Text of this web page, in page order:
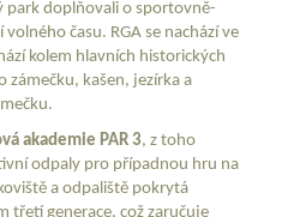
park doplňovali o sportovně-
času. RGA se nachází ve
kolem hlavních historických
zámečku, kašen, jezírka a
akademie PAR 3, z toho
odpaly pro případnou hru na
a odpaliště pokrytá
třetí generace, což zaručuje